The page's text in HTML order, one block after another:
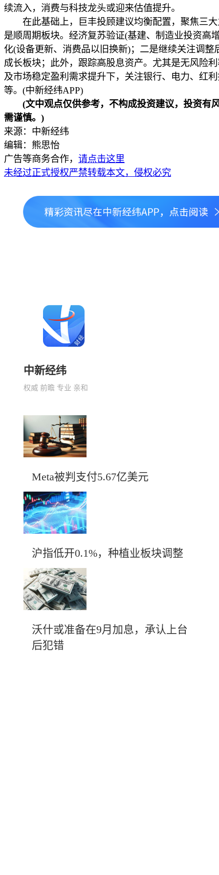
续流入，消费与科技龙头或迎来估值提升。
在此基础上，巨丰投顾建议均衡配置，聚焦三大
是顺周期板块。经济复苏验证(基建、制造业投资高
化(设备更新、消费品以旧换新)；二是继续关注调整
成长板块；此外，跟踪高股息资产。尤其是无风险
及市场稳定盈利需求提升下，关注银行、电力、红
等。(中新经纬APP)
(文中观点仅供参考，不构成投资建议，投资有
需谨慎。)
来源：中新经纬
编辑：熊思怡
广告等商务合作， 请点击这里
未经过正式授权严禁转载本文，侵权必究
中新经纬
权威 前瞻 专业 亲和
Meta被判支付5.67亿美元
沪指低开0.1%，种植业板块调整
沃什或准备在9月加息，承认上台
后犯错